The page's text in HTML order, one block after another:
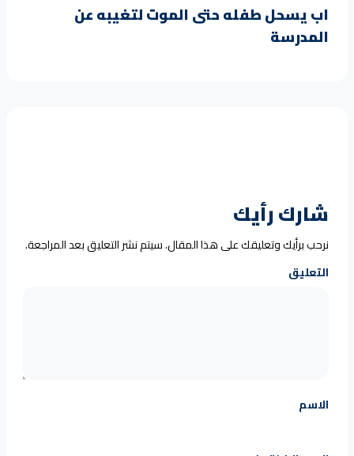
اب يسحل طفله حتى الموت لتغيبه عن
المدرسة
شارك رأيك
نرحب برأيك وتعليقك على هذا المقال. سيتم نشر التعليق بعد المراجعة.
التعليق
الاسم